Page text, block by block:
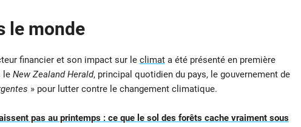
le monde
financier et son impact sur le climata été présenté en première
le New Zealand Herald, principal quotidien du pays, le gouvernement de
» pour lutter contre le changement climatique.
pas au printemps : ce que le sol des forêts cache vraiment sous